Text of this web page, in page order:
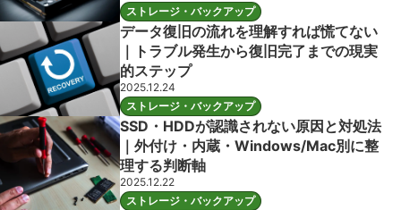
ストレージ・バックアップ
データ復旧の流れを理解すれば慌てない
｜トラブル発生から復旧完了までの現実
的ステップ
2025.12.24
ストレージ・バックアップ
SSD・HDDが認識されない原因と対処法
｜外付け・内蔵・Windows/Mac別に整
理する判断軸
2025.12.22
ストレージ・バックアップ